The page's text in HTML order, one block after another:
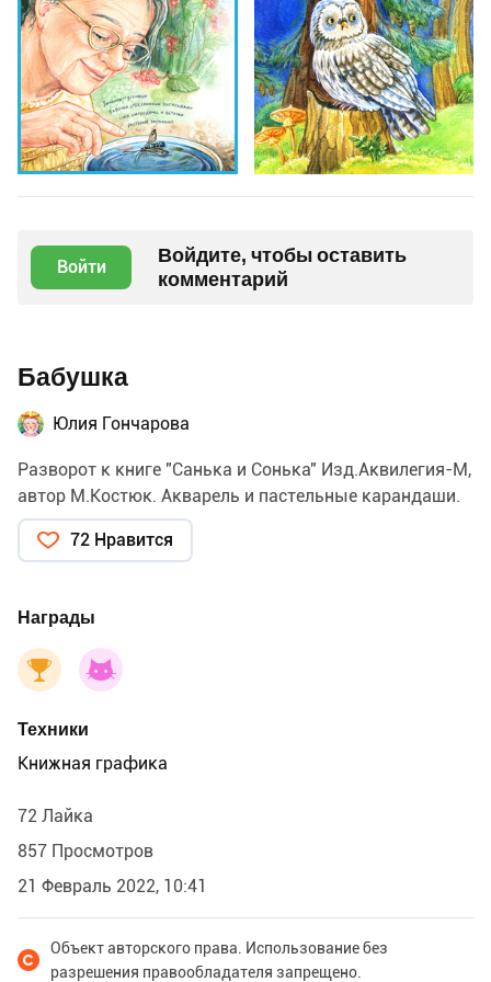
Войти
Войдите, чтобы оставить
комментарий
Бабушка
Юлия Гончарова
Разворот к книге "Санька и Сонька" Изд.Аквилегия-М,
автор М.Костюк. Акварель и пастельные карандаши.
72 Нравится
Награды
Техники
Книжная графика
72 Лайка
857 Просмотров
21 Февраль 2022, 10:41
Объект авторского права. Использование без
разрешения правообладателя запрещено.